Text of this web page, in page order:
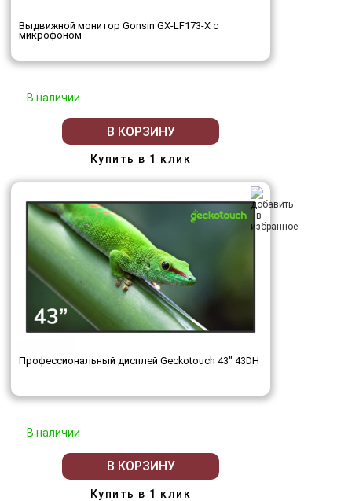
Выдвижной монитор Gonsin GX-LF173-X с
микрофоном
В наличии
В КОРЗИНУ
Купить в 1 клик
Профессиональный дисплей Geckotouch 43" 43DH
В наличии
В КОРЗИНУ
Купить в 1 клик